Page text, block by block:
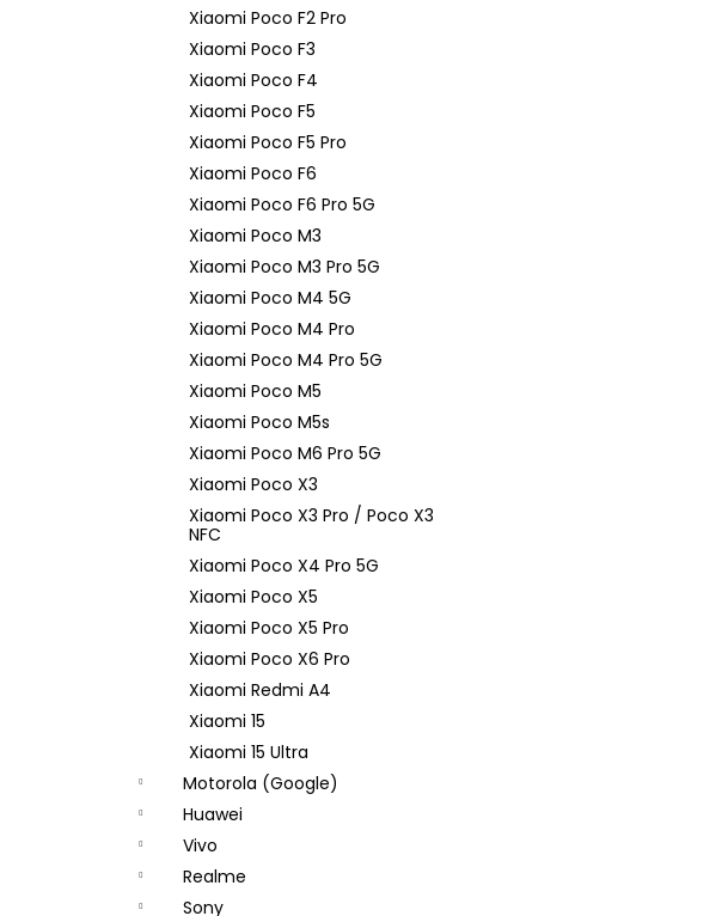
Xiaomi Poco F2 Pro
Xiaomi Poco F3
Xiaomi Poco F4
Xiaomi Poco F5
Xiaomi Poco F5 Pro
Xiaomi Poco F6
Xiaomi Poco F6 Pro 5G
Xiaomi Poco M3
Xiaomi Poco M3 Pro 5G
Xiaomi Poco M4 5G
Xiaomi Poco M4 Pro
Xiaomi Poco M4 Pro 5G
Xiaomi Poco M5
Xiaomi Poco M5s
Xiaomi Poco M6 Pro 5G
Xiaomi Poco X3
Xiaomi Poco X3 Pro / Poco X3
NFC
Xiaomi Poco X4 Pro 5G
Xiaomi Poco X5
Xiaomi Poco X5 Pro
Xiaomi Poco X6 Pro
Xiaomi Redmi A4
Xiaomi 15
Xiaomi 15 Ultra
Motorola (Google)
Huawei
Vivo
Realme
Sony